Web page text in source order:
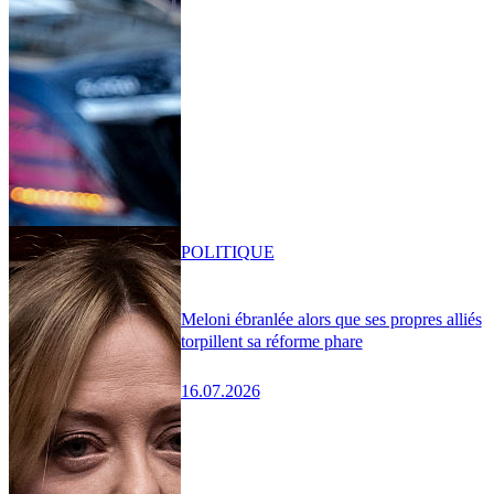
Meloni ébranlée alors que ses propres alliés
torpillent sa réforme phare
16.07.2026
POLITIQUE